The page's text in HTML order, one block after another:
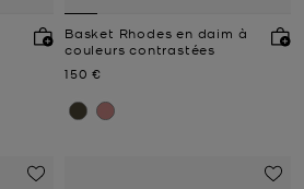
Basket Rhodes en daim à
couleurs contrastées
Prix actuel
150 €